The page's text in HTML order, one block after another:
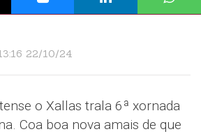
22/10/24
o Xallas trala 6ª xornada
Coa boa nova amais de que